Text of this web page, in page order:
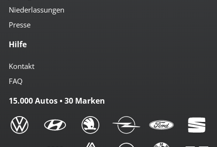
Niederlassungen
Presse
Hilfe
Kontakt
FAQ
15.000 Autos • 30 Marken